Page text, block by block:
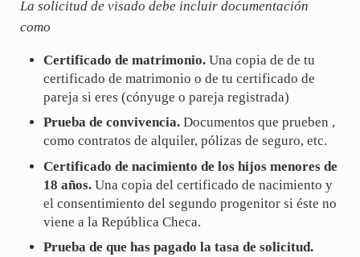
La solicitud de visado debe incluir documentación
como
Certificado de matrimonio.Una copia de de tu
certificado de matrimonio o de tu certificado de
pareja si eres (cónyuge o pareja registrada)
Prueba de convivencia.Documentos que prueben ,
como contratos de alquiler, pólizas de seguro, etc.
Certificado de nacimiento de los hijos menores de
18 años.Una copia del certificado de nacimiento y
el consentimiento del segundo progenitor si éste no
viene a la República Checa.
Prueba de que has pagado la tasa de solicitud.